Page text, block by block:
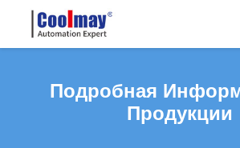
Подробная
Продукции